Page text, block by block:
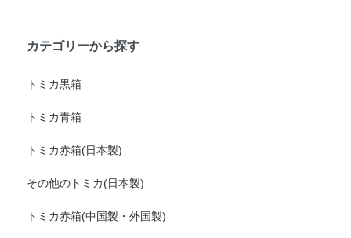
カテゴリーから探す
トミカ黒箱
トミカ青箱
トミカ赤箱(日本製)
その他のトミカ(日本製)
トミカ赤箱(中国製・外国製)